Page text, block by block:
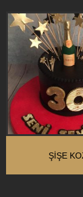
ŞIŞE